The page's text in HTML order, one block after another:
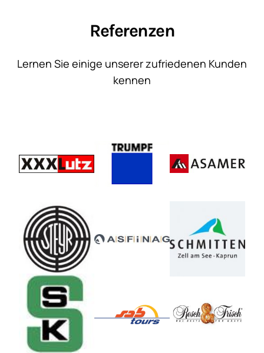
Referenzen
Lernen Sie einige unserer zufriedenen Kunden
kennen